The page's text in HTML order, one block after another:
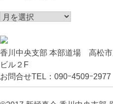
ー
ア
カ
イ
ブ
香川中央支部 本部道場 高松
ビル２F
お問合せTEL：090ｰ4509ｰ2977